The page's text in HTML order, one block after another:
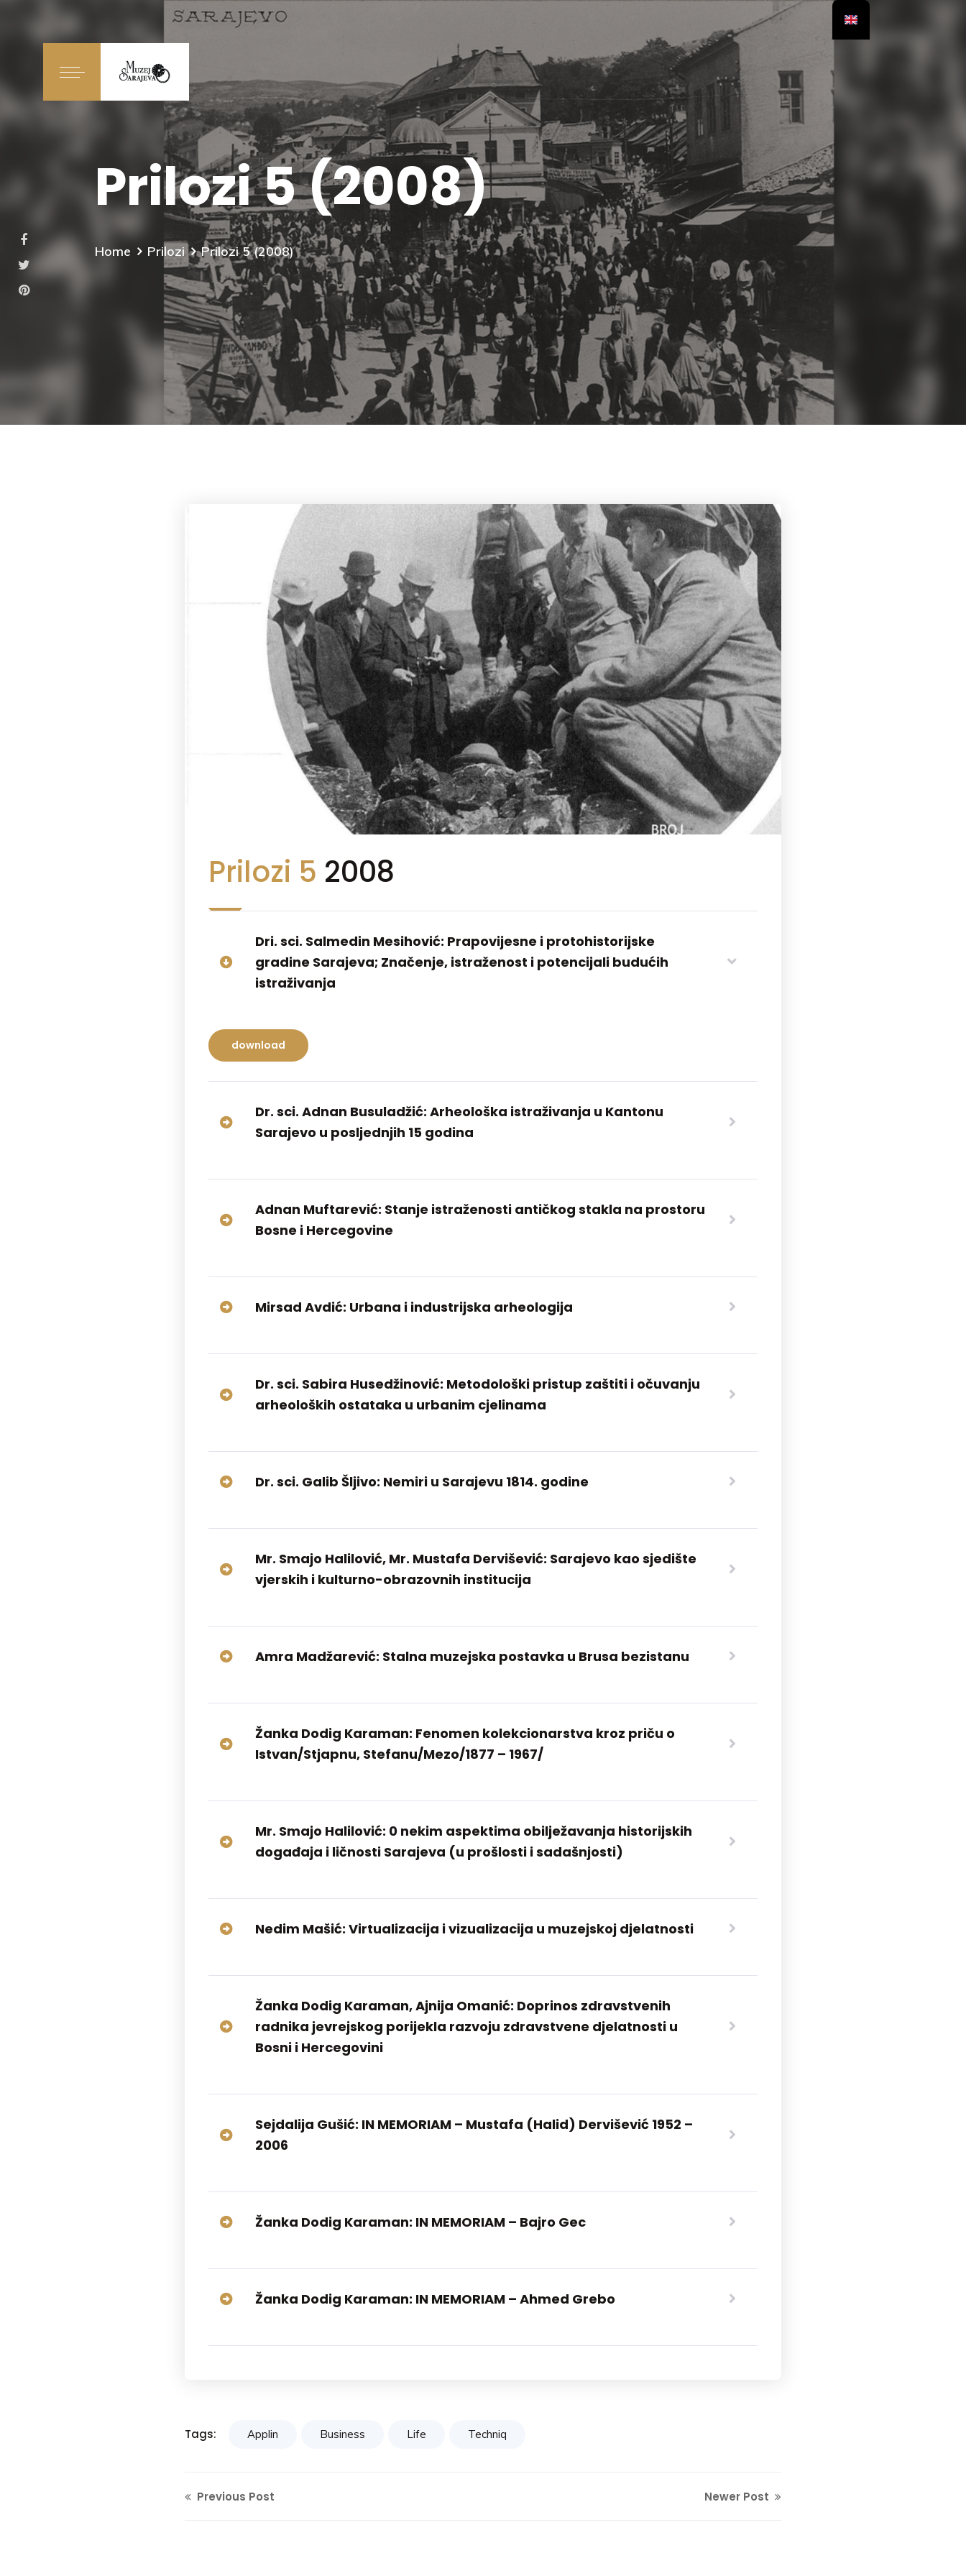
Prilozi 5 (2008)
Home Prilozi Prilozi 5 (2008)
Prilozi 5 2008
Dri. sci. Salmedin Mesihović: Prapovijesne i protohistorijske
gradine Sarajeva; Značenje, istraženost i potencijali budućih
istraživanja
download
Dr. sci. Adnan Busuladžić: Arheološka istraživanja u Kantonu
Sarajevo u posljednjih 15 godina
Adnan Muftarević: Stanje istraženosti antičkog stakla na prostoru
Bosne i Hercegovine
Mirsad Avdić: Urbana i industrijska arheologija
Dr. sci. Sabira Husedžinović: Metodološki pristup zaštiti i očuvanju
arheoloških ostataka u urbanim cjelinama
Dr. sci. Galib Šljivo: Nemiri u Sarajevu 1814. godine
Mr. Smajo Halilović, Mr. Mustafa Dervišević: Sarajevo kao sjedište
vjerskih i kulturno-obrazovnih institucija
Amra Madžarević: Stalna muzejska postavka u Brusa bezistanu
Žanka Dodig Karaman: Fenomen kolekcionarstva kroz priču o
Istvan/Stjapnu, Stefanu/Mezo/1877 – 1967/
Mr. Smajo Halilović: 0 nekim aspektima obilježavanja historijskih
događaja i ličnosti Sarajeva (u prošlosti i sadašnjosti)
Nedim Mašić: Virtualizacija i vizualizacija u muzejskoj djelatnosti
Žanka Dodig Karaman, Ajnija Omanić: Doprinos zdravstvenih
radnika jevrejskog porijekla razvoju zdravstvene djelatnosti u
Bosni i Hercegovini
Sejdalija Gušić: IN MEMORIAM – Mustafa (Halid) Dervišević 1952 –
2006
Žanka Dodig Karaman: IN MEMORIAM – Bajro Gec
Žanka Dodig Karaman: IN MEMORIAM – Ahmed Grebo
Tags: Applin Business Life Techniq
Previous Post Newer Post